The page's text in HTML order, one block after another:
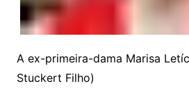
A ex-primeira-dama Marisa
Stuckert Filho)